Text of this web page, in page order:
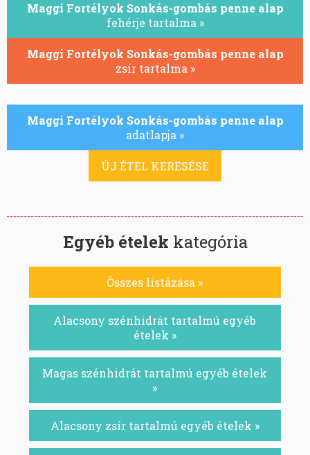
Maggi Fortélyok Sonkás-gombás penne alap
fehérje tartalma »
Maggi Fortélyok Sonkás-gombás penne alap
zsír tartalma »
Maggi Fortélyok Sonkás-gombás penne alap
adatlapja »
ÚJ ÉTEL KERESÉSE
Egyéb ételek kategória
Összes listázása »
Alacsony szénhidrát tartalmú egyéb
ételek »
Magas szénhidrát tartalmú egyéb ételek
»
Alacsony zsír tartalmú egyéb ételek »